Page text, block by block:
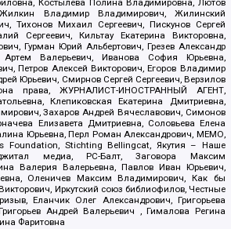
Костылева Полина Владимировна, Лютов
Владимир Владимирович, Жилинский
Тихонов Михаил Сергеевич, Пискунов Сергей
Сергеевич, Кильтау Екатерина Викторовна,
Гурман Юрий Альбертович, Грезев Александр
Артем Валерьевич, Иванова София Юрьевна,
Петров Алексей Викторович, Егоров Владимир
Юрьевич, Смирнов Сергей Сергеевич, Верзилов
права, ЖУРНАЛИСТ-ИНОСТРАННЫЙ АГЕНТ,
Клепиковская Екатерина Дмитриевна,
Захаров Андрей Вячеславович, Симонов
Елизавета Дмитриевна, Соловьева Елена
Юрьевна, Перл Роман Александрович, МЕМО,
Foundation, Stichting Bellingcat, Якутия – Наше
медиа, РС-Балт, Заговора Максим
Валерия Валерьевна, Павлов Иван Юрьевич,
Оленичев Максим Владимирович, Как бы
Иркутский союз библиофилов, Честные
Еланчик Олег Александрович, Григорьева
Андрей Валерьевич , Гималова Регина
Фаритовна